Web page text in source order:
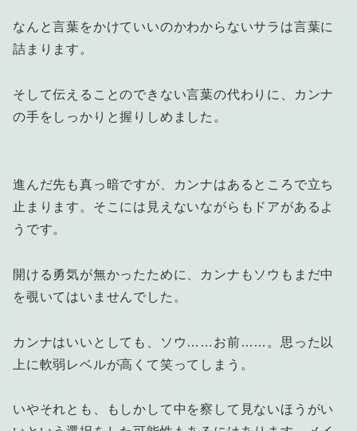
なんと言葉をかけていいのかわからないサラは言葉に
詰まります。
そして伝えることのできない言葉の代わりに、カンナ
の手をしっかりと握りしめました。
進んだ先も真っ暗ですが、カンナはあるところで立ち
止まります。そこには見えないながらもドアがあるよ
うです。
開ける勇気が無かったために、カンナもソウもまだ中
を覗いてはいませんでした。
カンナはいいとしても、ソウ……お前……。思った以
上に軟弱レベルが高くて笑ってしまう。
いやそれとも、もしかして中を察して見ないほうがい